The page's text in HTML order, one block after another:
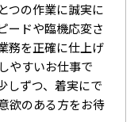
つの作業に誠実に
ードや臨機応変さ
務を正確に仕上げ
やすいお仕事で
しずつ、着実にで
欲のある方をお待